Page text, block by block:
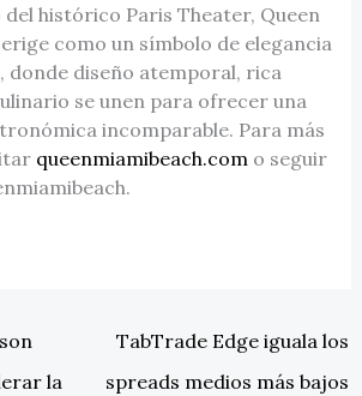
histórico Paris Theater, Queen
como un símbolo de elegancia
donde diseño atemporal, rica
se unen para ofrecer una
incomparable. Para más
queenmiamibeach.com o seguir
la
TabTrade Edge iguala los
spreads medios más bajos